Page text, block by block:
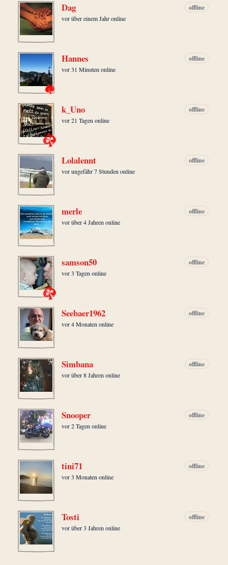
Dag offline
vor über einem Jahr online
Hannes offline
vor 31 Minuten online
k_Uno offline
vor 21 Tagen online
Lolalennt offline
vor ungefähr 7 Stunden online
merle offline
vor über 4 Jahren online
samson50 offline
vor 3 Tagen online
Seebaer1962 offline
vor 4 Monaten online
Simbana offline
vor über 8 Jahren online
Snooper offline
vor 2 Tagen online
tini71 offline
vor 3 Monaten online
Tosti offline
vor über 3 Jahren online